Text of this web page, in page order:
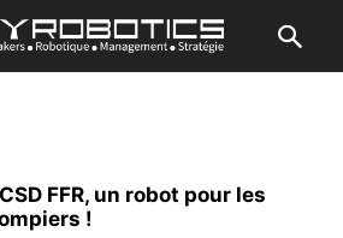
FFR, un robot pour les
!